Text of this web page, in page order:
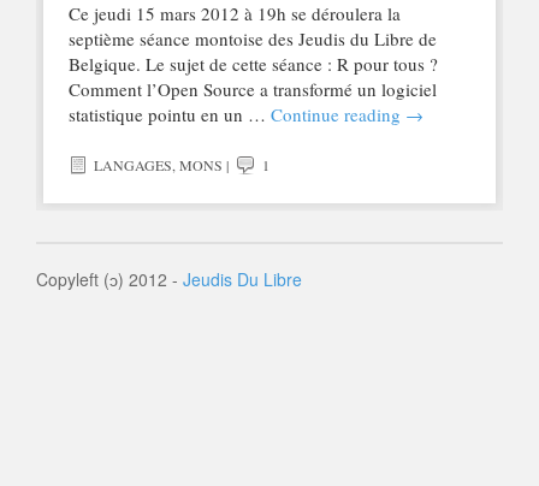
Ce jeudi 15 mars 2012 à 19h se déroulera la
septième séance montoise des Jeudis du Libre de
Belgique. Le sujet de cette séance : R pour tous ?
Comment l’Open Source a transformé un logiciel
statistique pointu en un … Continue reading →
LANGAGES,MONS | 1
Copyleft (ɔ) 2012 - Jeudis Du Libre